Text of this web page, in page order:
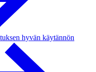
hyvän käytännön